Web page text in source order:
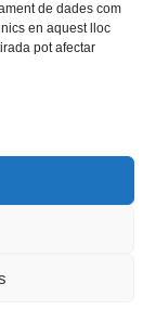
de dades com
en aquest lloc
pot afectar